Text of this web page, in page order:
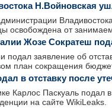
Н.Войновская
освобождена от
Жозе Сократеш
подал заявление об
план сокращения
в отставку после
Карлос Паскуаль подал
на сайте WikiLeaks.